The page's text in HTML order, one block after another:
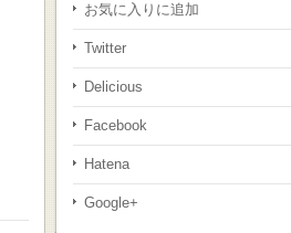
お気に入りに追加
Twitter
Delicious
Facebook
Hatena
Google+